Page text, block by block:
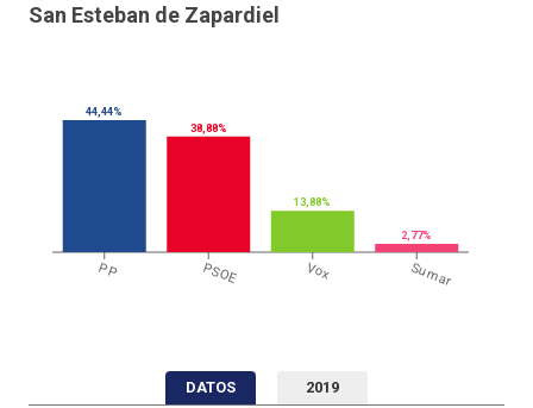
San Esteban de Zapardiel
PP PSOE Vox Sumar
44,44%
38,88%
13,88%
2,77%
DATOS 2019